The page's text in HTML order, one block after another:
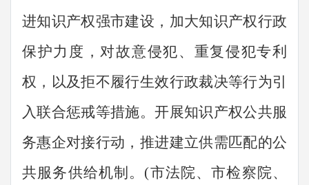
进知识产权强市建设，加大知识产权行政
保护力度，对故意侵犯、重复侵犯专利
权，以及拒不履行生效行政裁决等行为引
入联合惩戒等措施。开展知识产权公共服
务惠企对接行动，推进建立供需匹配的公
共服务供给机制。 (市法院、市检察院、